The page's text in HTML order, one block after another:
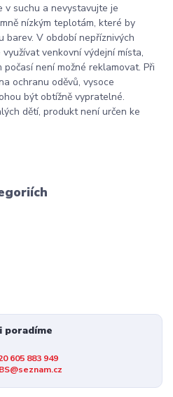
v suchu a nevystavujte je
nízkým teplotám, které by
barev. V období nepříznivých
venkovní výdejní místa,
není možné reklamovat. Při
ochranu oděvů, vysoce
být obtížně vypratelné.
dětí, produkt není určen ke
poradíme
605 883 949